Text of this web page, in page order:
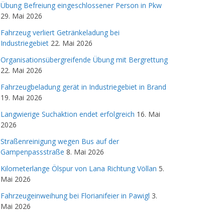
Übung Befreiung eingeschlossener Person in Pkw
29. Mai 2026
Fahrzeug verliert Getränkeladung bei
Industriegebiet 22. Mai 2026
Organisationsübergreifende Übung mit Bergrettung
22. Mai 2026
Fahrzeugbeladung gerät in Industriegebiet in Brand
19. Mai 2026
Langwierige Suchaktion endet erfolgreich 16. Mai
2026
Straßenreinigung wegen Bus auf der
Gampenpassstraße 8. Mai 2026
Kilometerlange Ölspur von Lana Richtung Völlan 5.
Mai 2026
Fahrzeugeinweihung bei Florianifeier in Pawigl 3.
Mai 2026